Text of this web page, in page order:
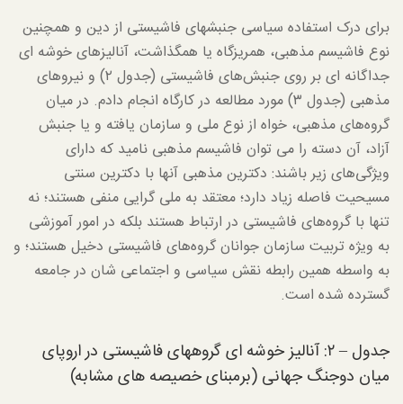
برای درک استفاده سیاسی جنبشهای فاشیستی از دین و همچنین
نوع فاشیسم مذهبی، همریزگاه یا همگذاشت، آنالیز‌های خوشه ای
جداگانه ای بر روی جنبش‌های فاشیستی (جدول ۲) و نیروهای
مذهبی (جدول ۳) مورد مطالعه در کارگاه انجام دادم. در میان
گروه‌های مذهبی، خواه از نوع ملی و سازمان یافته و یا جنبش
آزاد، آن دسته را می توان فاشیسم مذهبی نامید که دارای
ویژگی‌های زیر باشند: دکترین مذهبی آنها با دکترین سنتی
مسیحیت فاصله زیاد دارد؛ معتقد به ملی گرایی منفی هستند؛ نه
تنها با گروه‌های فاشیستی در ارتباط هستند بلکه در امور آموزشی
به ویژه تربیت سازمان جوانان گروه‌های فاشیستی دخیل هستند؛ و
به واسطه همین رابطه نقش سیاسی و اجتماعی شان در جامعه
گسترده شده است.
جدول – ۲: آنالیز خوشه ای گروههای فاشیستی در اروپای
میان دوجنگ جهانی (برمبنای خصیصه های مشابه)